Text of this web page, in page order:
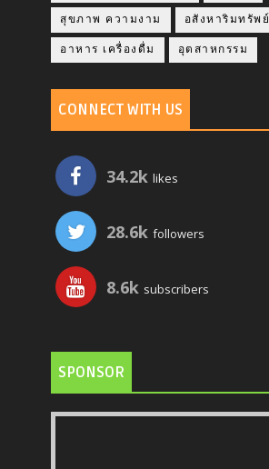
สุขภาพ ความงาม อสังหาริมทรัพย์
อาหาร เครื่องดื่ม อุตสาหกรรม
CONNECT WITH US
34.2k likes
28.6k followers
8.6k subscribers
SPONSOR